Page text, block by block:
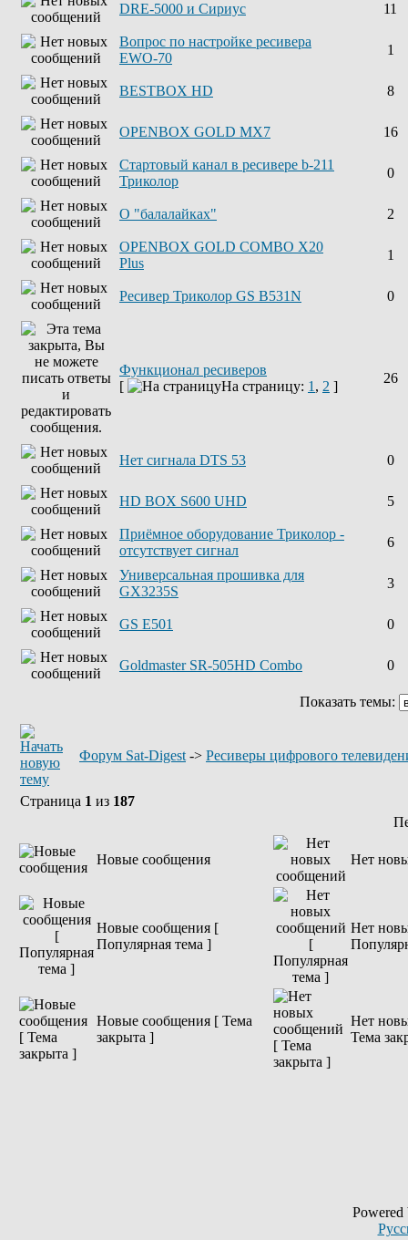
DRE-5000 и Сириус 11
Вопрос по настройке ресивера
EWO-70
1
BESTBOX HD 8
OPENBOX GOLD MX7 16
Стартовый канал в ресивере b-211
Триколор
0
О "балалайках" 2
OPENBOX GOLD COMBO X20
Plus
1
Ресивер Триколор GS B531N 0
Функционал ресиверов
[
На страницу: 1 , 2 ]
26
Нет сигнала DTS 53 0
HD BOX S600 UHD 5
Приёмное оборудование Триколор -
отсутствует сигнал
6
Универсальная прошивка для
GX3235S
3
GS E501 0
Goldmaster SR-505HD Combo 0
Показать темы:
Форум Sat-Digest -> Ресиверы цифрового
Страница 1 из 187
Новые сообщения Нет
Новые сообщения [
Популярная тема ]
Нет
Новые сообщения [ Тема
закрыта ]
Нет
Тема